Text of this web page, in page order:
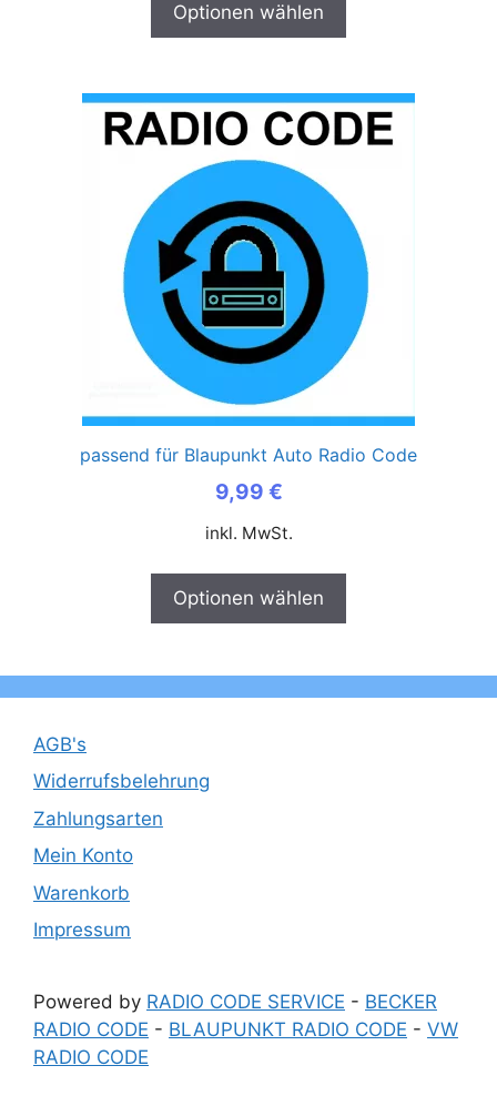
Optionen wählen
passend für Blaupunkt Auto Radio Code
9,99 €
inkl. MwSt.
Optionen wählen
AGB's
Widerrufsbelehrung
Zahlungsarten
Mein Konto
Warenkorb
Impressum
Powered by RADIO CODE SERVICE - BECKER
RADIO CODE - BLAUPUNKT RADIO CODE - VW
RADIO CODE